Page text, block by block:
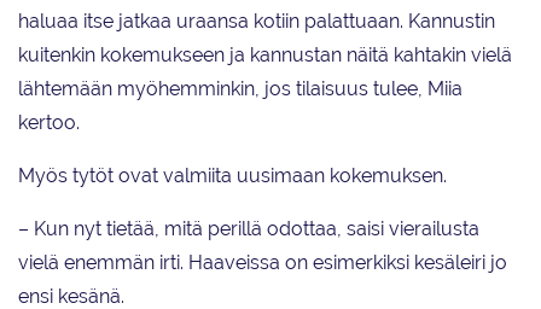
haluaa itse jatkaa uraansa kotiin palattuaan. Kannustin
kuitenkin kokemukseen ja kannustan näitä kahtakin vielä
lähtemään myöhemminkin, jos tilaisuus tulee, Miia
kertoo.
Myös tytöt ovat valmiita uusimaan kokemuksen.
– Kun nyt tietää, mitä perillä odottaa, saisi vierailusta
vielä enemmän irti. Haaveissa on esimerkiksi kesäleiri jo
ensi kesänä.